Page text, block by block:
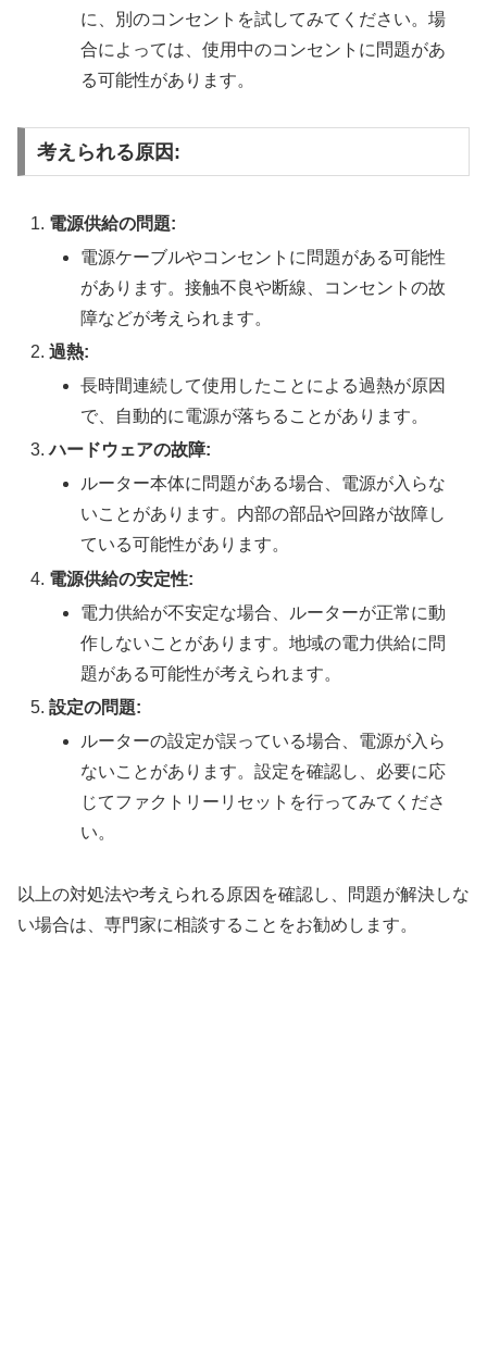
に、別のコンセントを試してみてください。場
合によっては、使用中のコンセントに問題があ
る可能性があります。
考えられる原因:
電源供給の問題:
電源ケーブルやコンセントに問題がある可能性
があります。接触不良や断線、コンセントの故
障などが考えられます。
過熱:
長時間連続して使用したことによる過熱が原因
で、自動的に電源が落ちることがあります。
ハードウェアの故障:
ルーター本体に問題がある場合、電源が入らな
いことがあります。内部の部品や回路が故障し
ている可能性があります。
電源供給の安定性:
電力供給が不安定な場合、ルーターが正常に動
作しないことがあります。地域の電力供給に問
題がある可能性が考えられます。
設定の問題:
ルーターの設定が誤っている場合、電源が入ら
ないことがあります。設定を確認し、必要に応
じてファクトリーリセットを行ってみてくださ
い。
以上の対処法や考えられる原因を確認し、問題が解決しな
い場合は、専門家に相談することをお勧めします。